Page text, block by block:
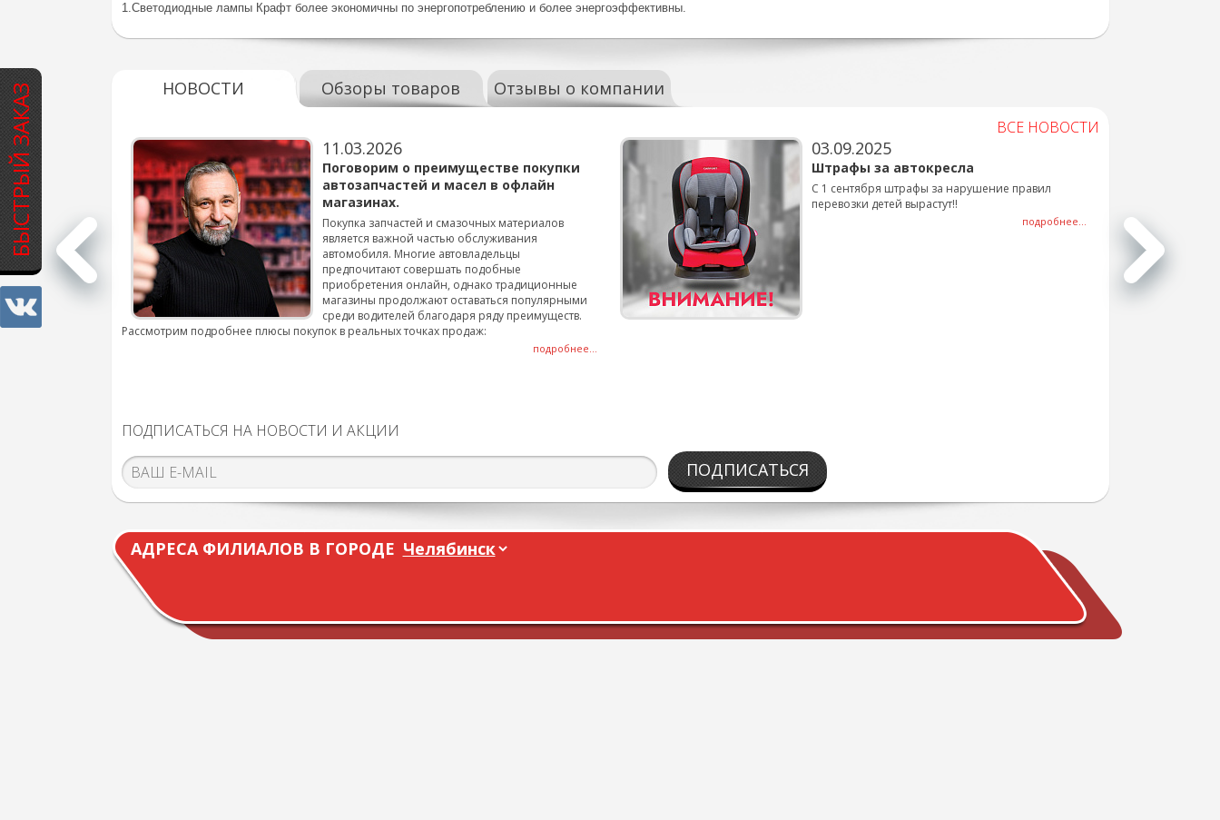
БЫСТРЫЙ ЗАКАЗ
1.Светодиодные лампы Крафт более экономичны по энергопотреблению и более энергоэффективны.
НОВОСТИ Обзоры товаров Отзывы о компании
ВСЕ НОВОСТИ
для
смены шин на
подробнее...
11.03.2026
Поговорим о преимуществе покупки
автозапчастей и масел в офлайн
магазинах.
Покупка запчастей и смазочных материалов
является важной частью обслуживания
автомобиля. Многие автовладельцы
предпочитают совершать подобные
приобретения онлайн, однако традиционные
магазины продолжают оставаться популярными
среди водителей благодаря ряду преимуществ.
Рассмотрим подробнее плюсы покупок в реальных точках продаж:
подробнее...
03.09.2025
Штрафы за автокресла
С 1 сентября штрафы за нарушение правил
перевозки детей вырастут!!
подробнее...
ПОДПИСАТЬСЯ НА НОВОСТИ И АКЦИИ
ПОДПИСАТЬСЯ
АДРЕСА ФИЛИАЛОВ В ГОРОДЕ